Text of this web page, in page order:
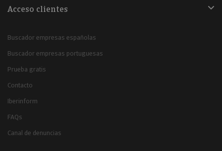
Acceso clientes
Buscador empresas españolas
Buscador empresas portuguesas
Prueba gratis
Contacto
Iberinform
FAQs
Canal de denuncias